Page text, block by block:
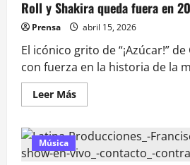
Roll y Shakira queda fuera en
Prensa abril 15, 2026
El icónico grito de “¡Azúcar!”
con fuerza en la historia de la
Leer MásLeer
más
Celia
Cruz
ingresa
Música